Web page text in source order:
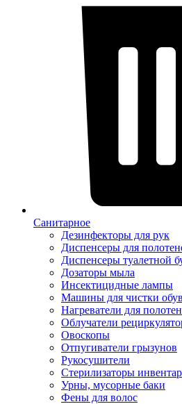
Санитарное
Дезинфекторы для рук
Диспенсеры для
Диспенсеры туалетной
Дозаторы мыла
Инсектицидные лампы
Машины для чистки
Нагреватели для
Облучатели
Овоскопы
Отпугиватели грызунов
Рукосушители
Стерилизаторы
Урны, мусорные баки
Фены для волос